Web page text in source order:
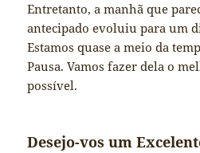
Entretanto, a manhã que
antecipado evoluiu para um
Estamos quase a meio da
Pausa. Vamos fazer dela o
possível.
Desejo-vos um